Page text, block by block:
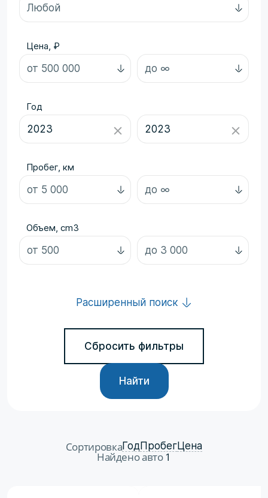
Цена, ₽
Год
Пробег, км
Объем, cm3
Расширенный поиск
Сбросить фильтры
Найти
СортировкаГодПробегЦена
Найдено авто1